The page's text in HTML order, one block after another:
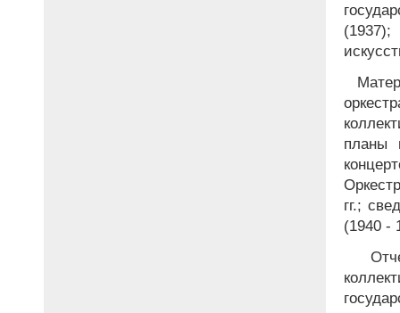
планы
гг.;
(1940 -